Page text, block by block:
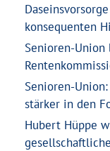
konsequenten
Senioren-
Senioren-
stärker in den
Hubert Hüppe